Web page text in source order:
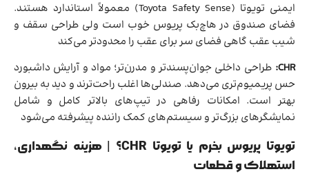
ایمنی تویوتا (Toyota Safety Sense) معمولاً استاندارد هستند.
فضای صندوق در هاچ‌بک پریوس خوب است ولی طراحی سقف و
شیب عقب گاهی فضای سر برای عقب را محدودتر می‌کند
CHR: طراحی داخلی جوان‌پسندتر و مدرن‌تر؛ مواد و آرایش داشبورد
حس پریمیوم‌تری می‌دهد. صندلی‌ها اغلب راحت‌ترند و دید به بیرون
بهتر است. امکانات رفاهی در تیپ‌های بالاتر کامل و شامل
نمایشگرهای بزرگ‌تر و سیستم‌های کمک راننده پیشرفته می‌شود
تویوتا پریوس بخرم یا تویوتا CHR؟ | هزینه نگهداری،
استهلاک و قطعات